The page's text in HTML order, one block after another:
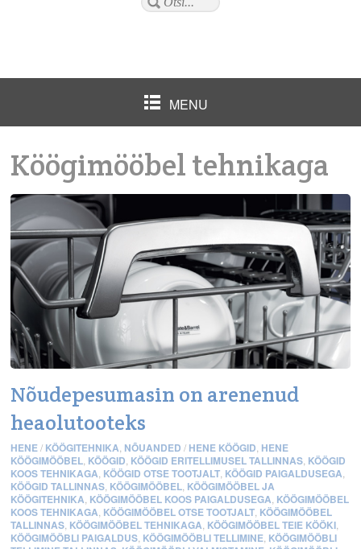
MENU
Köögimööbel tehnikaga
Nõudepesumasin on arenenud
heaolutooteks
HENE / KÖÖGITEHNIKA NÕUANDED / HENE KÖÖGID HENE
KÖÖGIMÖÖBEL KÖÖGID KÖÖGID ERITELLIMUSEL TALLINNAS KÖÖGID
KOOS TEHNIKAGA KÖÖGID OTSE TOOTJALT KÖÖGID PAIGALDUSEGA
KÖÖGID TALLINNAS KÖÖGIMÖÖBEL KÖÖGIMÖÖBEL JA
KÖÖGITEHNIKA KÖÖGIMÖÖBEL KOOS PAIGALDUSEGA KÖÖGIMÖÖBEL
KOOS TEHNIKAGA KÖÖGIMÖÖBEL OTSE TOOTJALT KÖÖGIMÖÖBEL
TALLINNAS KÖÖGIMÖÖBEL TEHNIKAGA KÖÖGIMÖÖBEL TEIE KÖÖKI
KÖÖGIMÖÖBLI PAIGALDUS KÖÖGIMÖÖBLI TELLIMINE KÖÖGIMÖÖBLI